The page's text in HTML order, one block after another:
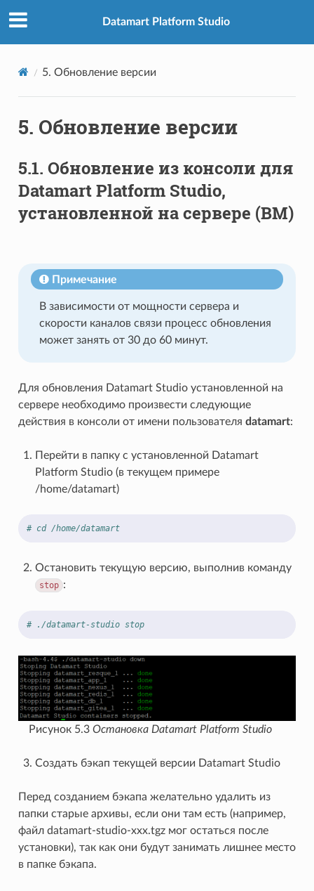
Datamart Platform Studio
5. Обновление версии
5. Обновление версии
5.1. Обновление из консоли для
Datamart Platform Studio,
установленной на сервере (ВМ)
Примечание
В зависимости от мощности сервера и
скорости каналов связи процесс обновления
может занять от 30 до 60 минут.
Для обновления Datamart Studio установленной на
сервере необходимо произвести следующие
действия в консоли от имени пользователя datamart:
Перейти в папку с установленной Datamart
Platform Studio (в текущем примере
/home/datamart)
# cd /home/datamart
Остановить текущую версию, выполнив команду
stop :
# ./datamart-studio stop
Рисунок 5.3 Остановка Datamart Platform Studio
Создать бэкап текущей версии Datamart Studio
Перед созданием бэкапа желательно удалить из
папки старые архивы, если они там есть (например,
файл datamart-studio-xxx.tgz мог остаться после
установки), так как они будут занимать лишнее место
в папке бэкапа.